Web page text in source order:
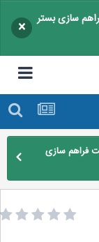
سازی بستر
×
سازی